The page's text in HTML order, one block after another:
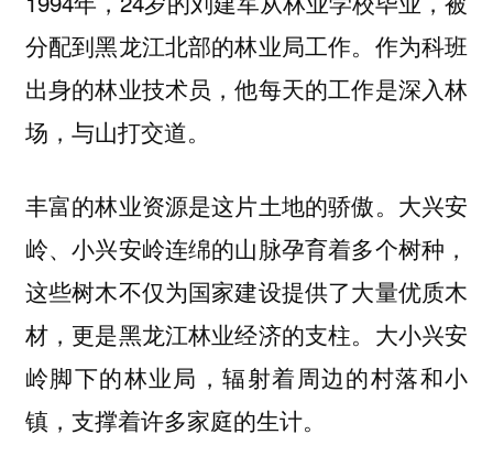
分配到黑龙江北部的林业局工作。作为科班
出身的林业技术员，他每天的工作是深入林
场，与山打交道。
丰富的林业资源是这片土地的骄傲。大兴安
岭、小兴安岭连绵的山脉孕育着多个树种，
这些树木不仅为国家建设提供了大量优质木
材，更是黑龙江林业经济的支柱。大小兴安
岭脚下的林业局，辐射着周边的村落和小
镇，支撑着许多家庭的生计。